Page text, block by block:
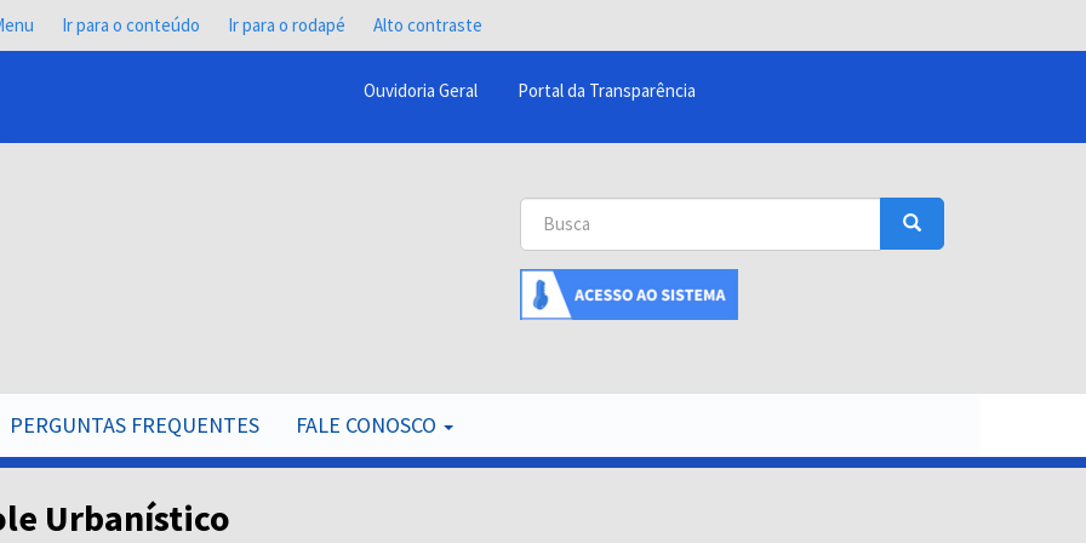
Ir para o conteúdo Ir para o rodapé Alto contraste
Menu
Barra
Ouvidoria Geral Portal da Transparência
Buscar
Busca
Busca
PERGUNTAS FREQUENTES FALE CONOSCO
Urbanístico